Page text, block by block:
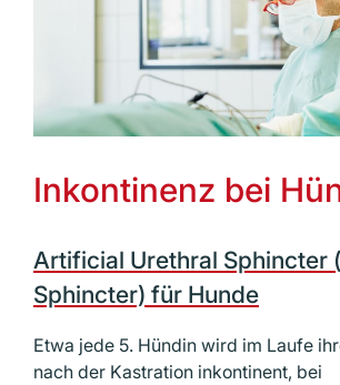
Inkontinenz bei
Artificial Urethral Sphincter
Sphincter) für Hunde
Etwa jede 5. Hündin wird im Laufe
nach der Kastration inkontinent, bei